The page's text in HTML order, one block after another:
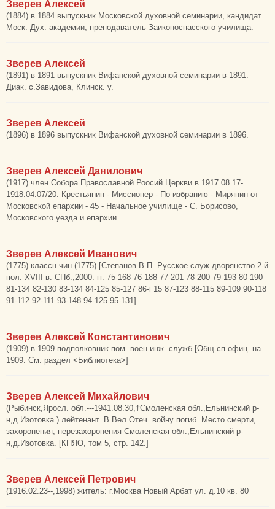
Зверев Алексей
(1884) в 1884 выпускник Московской духовной семинарии, кандидат
Моск. Дух. академии, преподаватель Заиконоспасского училища.
Зверев Алексей
(1891) в 1891 выпускник Вифанской духовной семинарии в 1891.
Диак. с.Завидова, Клинск. у.
Зверев Алексей
(1896) в 1896 выпускник Вифанской духовной семинарии в 1896.
Зверев Алексей Данилович
(1917) член Собора Православной Роосий Церкви в 1917.08.17-
1918.04.07/20. Крестьянин - Миссионер - По избранию - Мирянин от
Московской епархии - 45 - Начальное училище - С. Борисово,
Московского уезда и епархии.
Зверев Алексей Иванович
(1775) классн.чин.(1775) [Степанов В.П. Русское служ.дворянство 2-й
пол. XVIII в. СПб.,2000: гг. 75-168 76-188 77-201 78-200 79-193 80-190
81-134 82-130 83-134 84-125 85-127 86-i 15 87-123 88-115 89-109 90-118
91-112 92-111 93-148 94-125 95-131]
Зверев Алексей Константинович
(1909) в 1909 подполковник пом. воен.инж. служб [Общ.сп.офиц. на
1909. См. раздел <Библиотека>]
Зверев Алексей Михайлович
(Рыбинск,Яросл. обл.---1941.08.30,†Смоленская обл.,Ельнинский р-
н,д.Изотовка.) лейтенант. В Вел.Отеч. войну погиб. Место смерти,
захоронения, перезахоронения Смоленская обл.,Ельнинский р-
н,д.Изотовка. [КПЯО, том 5, стр. 142.]
Зверев Алексей Петрович
(1916.02.23--,1998) житель: г.Москва Новый Арбат ул. д.10 кв. 80